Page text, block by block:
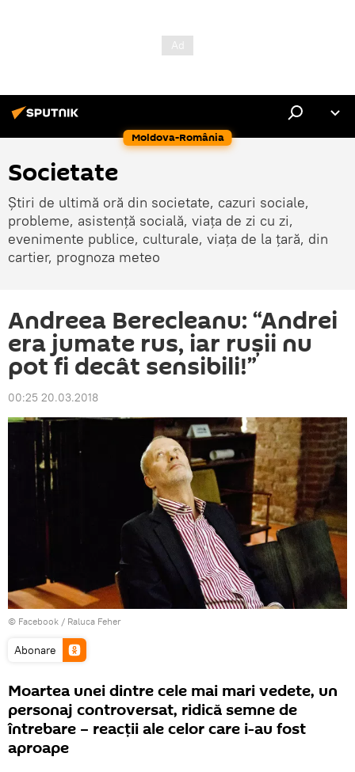
Moldova-România
Societate
Știri de ultimă oră din societate, cazuri sociale,
probleme, asistență socială, viața de zi cu zi,
evenimente publice, culturale, viața de la țară, din
cartier, prognoza meteo
Andreea Berecleanu: “Andrei
era jumate rus, iar rușii nu
pot fi decât sensibili!”
00:25 20.03.2018
© Facebook / Raluca Feher
Abonare
Moartea unei dintre cele mai mari vedete, un
personaj controversat, ridică semne de
întrebare – reacții ale celor care i-au fost
aproape